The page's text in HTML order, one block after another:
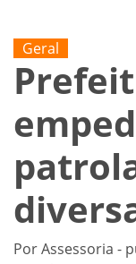
Geral
Por Assessoria -